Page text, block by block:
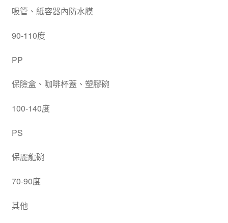
吸管、紙容器內防水膜
90-110度
PP
保險盒、咖啡杯蓋、塑膠碗
100-140度
PS
保麗龍碗
70-90度
其他